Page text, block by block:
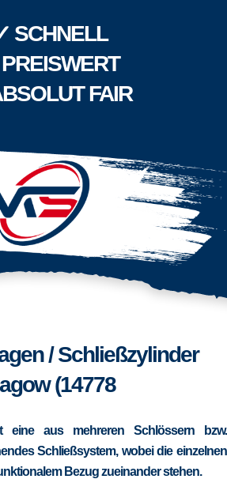
SCHNELL
FAIR
/ Schließzylinder
(14778
eine aus mehreren Schlössern bzw.
Schließsystem, wobei die einzelnen
Bezug zueinander stehen.